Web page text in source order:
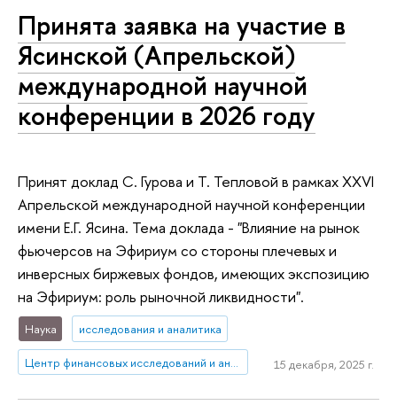
Принята заявка на участие в
Ясинской (Апрельской)
международной научной
конференции в 2026 году
Принят доклад С. Гурова и Т. Тепловой в рамках XXVI
Апрельской международной научной конференции
имени Е.Г. Ясина. Тема доклада - "Влияние на рынок
фьючерсов на Эфириум со стороны плечевых и
инверсных биржевых фондов, имеющих экспозицию
на Эфириум: роль рыночной ликвидности".
Наука исследования и аналитика
15 декабря, 2025 г.